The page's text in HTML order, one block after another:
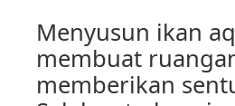
Menyusun ikan
membuat
memberikan